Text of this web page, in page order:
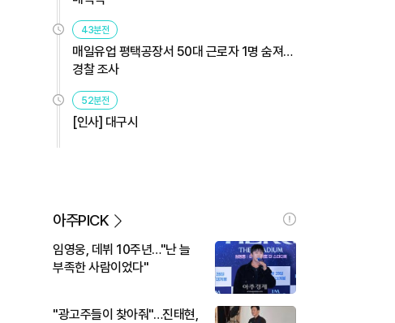
43분전
매일유업 평택공장서 50대 근로자 1명 숨져…
경찰 조사
52분전
[인사] 대구시
아주PICK
임영웅, 데뷔 10주년…"난 늘
부족한 사람이었다"
"광고주들이 찾아줘"…진태현,